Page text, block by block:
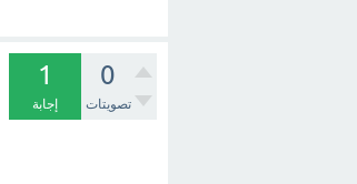
0
تصويتات
1
إجابة